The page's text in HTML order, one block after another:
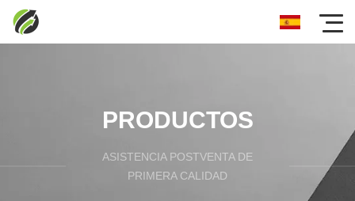
PRODUCTOS
ASISTENCIA POSTVENTA DE
PRIMERA CALIDAD